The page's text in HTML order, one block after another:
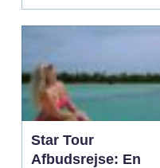
Star Tour
Afbudsrejse: En